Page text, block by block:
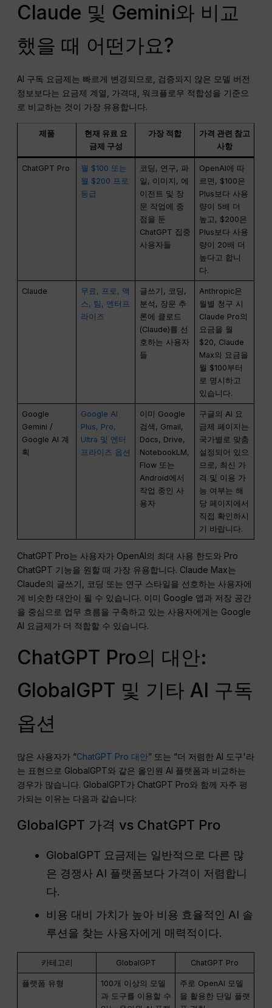
Claude 및 Gemini와 비교
했을 때 어떤가요?
AI 구독 요금제는 빠르게 변경되므로, 검증되지 않은 모델 버전
정보보다는 요금제 계열, 가격대, 워크플로우 적합성을 기준으
로 비교하는 것이 가장 유용합니다.
제품
현재 유료 요
금제 구성
가장 적합
가격 관련 참고
사항
ChatGPT Pro
월 $100 또는
월 $200 프로
등급
코딩, 연구, 파
일, 이미지, 에
이전트 및 장
문 작업에 중
점을 둔
ChatGPT 집중
사용자들
OpenAI에 따
르면, $100은
Plus보다 사용
량이 5배 더
높고, $200은
Plus보다 사용
량이 20배 더
높다고 합니
다.
Claude
무료, 프로, 맥
스, 팀, 엔터프
라이즈
글쓰기, 코딩,
분석, 장문 추
론에 클로드
(Claude)를 선
호하는 사용자
들
Anthropic은
월별 청구 시
Claude Pro의
요금을 월
$20, Claude
Max의 요금을
월 $100부터
로 명시하고
있습니다.
Google
Gemini /
Google AI 계
획
Google AI
Plus, Pro,
Ultra 및 엔터
프라이즈 옵션
이미 Google
검색, Gmail,
Docs, Drive,
NotebookLM,
Flow 또는
Android에서
작업 중인 사
용자
구글의 AI 요
금제 페이지는
국가별로 맞춤
설정되어 있으
므로, 최신 가
격 및 이용 가
능 여부는 해
당 페이지에서
직접 확인하시
기 바랍니다.
ChatGPT Pro는 사용자가 OpenAI의 최대 사용 한도와 Pro
ChatGPT 기능을 원할 때 가장 유용합니다. Claude Max는
Claude의 글쓰기, 코딩 또는 연구 스타일을 선호하는 사용자에
게 비슷한 대안이 될 수 있습니다. 이미 Google 앱과 저장 공간
을 중심으로 업무 흐름을 구축하고 있는 사용자에게는 Google
AI 요금제가 더 적합할 수 있습니다.
ChatGPT Pro의 대안:
GlobalGPT 및 기타 AI 구독
옵션
많은 사용자가 “ChatGPT Pro 대안” 또는 “더 저렴한 AI 도구'라
는 표현으로 GlobalGPT와 같은 올인원 AI 플랫폼과 비교하는
경우가 많습니다. GlobalGPT가 ChatGPT Pro와 함께 자주 평
가되는 이유는 다음과 같습니다:
GlobalGPT 가격 vs ChatGPT Pro
GlobalGPT 요금제는 일반적으로 다른 많
은 경쟁사 AI 플랫폼보다 가격이 저렴합니
다.
비용 대비 가치가 높아 비용 효율적인 AI 솔
루션을 찾는 사용자에게 매력적이다.
카테고리 GlobalGPT ChatGPT Pro
플랫폼 유형
100개 이상의 모델
과 도구를 이용할 수
주로 OpenAI 모델
을 활용한 단일 플랫